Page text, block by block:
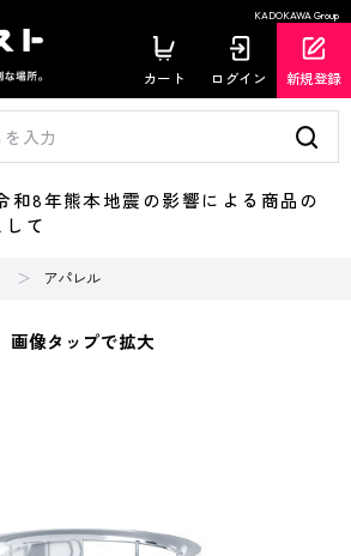
KADOKAWA Group
カート ログイン 新規登録
8年熊本地震の影響による商品の
て
アパレル
画像タップで拡大